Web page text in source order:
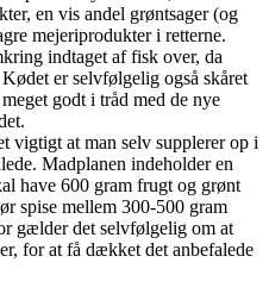
en vis andel grøntsager (og
mejeriprodukter i retterne.
indtaget af fisk over, da
er selvfølgelig også skåret
godt i tråd med de nye
vigtigt at man selv supplerer op i
Madplanen indeholder en
have 600 gram frugt og grønt
spise mellem 300-500 gram
gælder det selvfølgelig om at
for at få dækket det anbefalede